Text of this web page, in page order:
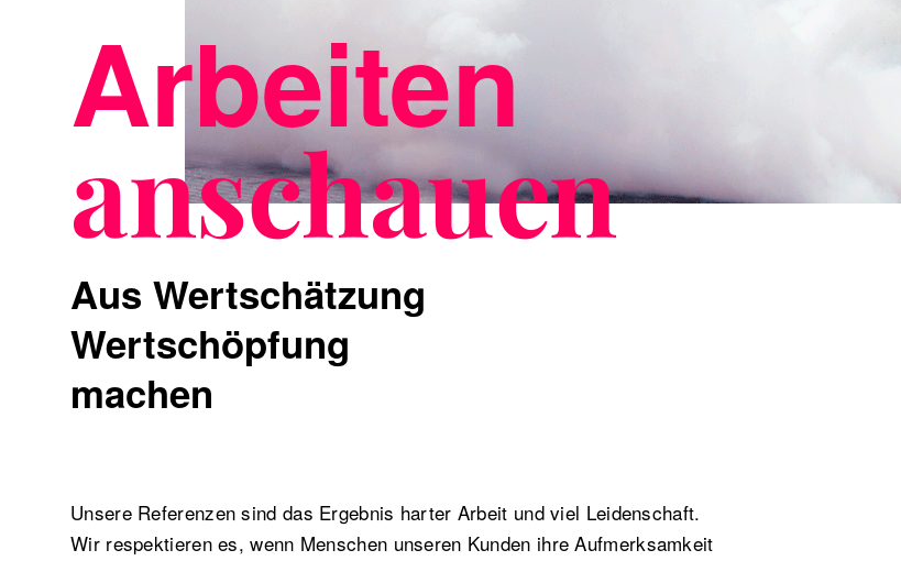
Arbeiten
anschauen
Aus Wertschätzung
Wertschöpfung
machen
Unsere Referenzen sind das Ergebnis harter Arbeit und viel Leidenschaft.
Wir respektieren es, wenn Menschen unseren Kunden ihre Aufmerksamkeit